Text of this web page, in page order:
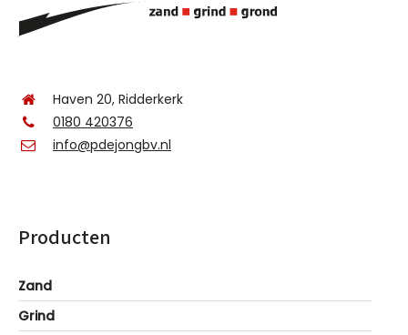
Haven 20, Ridderkerk
0180 420376
info@pdejongbv.nl
Producten
Zand
Grind